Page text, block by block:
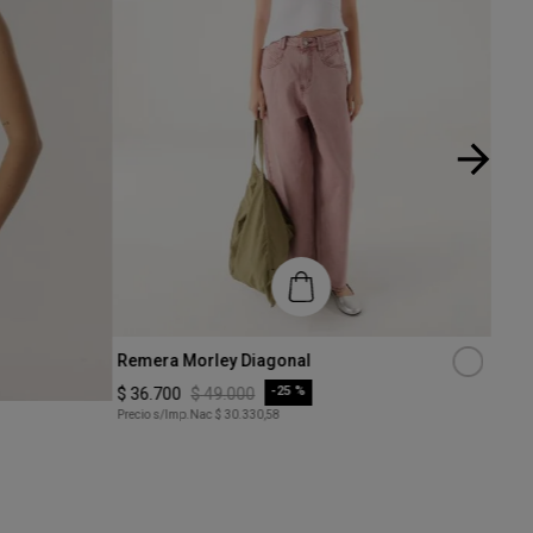
XS
Remera Morley Diagonal
$ 36.700 $49.000 -25 %
Precio s/Imp.Nac $ 30.330,58